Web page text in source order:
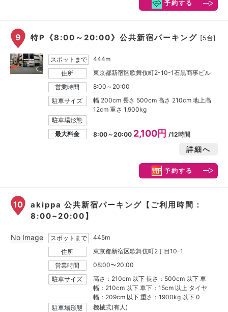
予約する
9 特P《8:00～20:00》公共新宿パーキング [5台]
スポットまで
444m
住所
東京都新宿区歌舞伎町2-10-1石黒商事ビル
営業時間
8:00～20:00
駐車サイズ
幅 200cm 長さ 500cm 高さ 210cm 地上高
12cm 重さ 1,900kg
駐車場形態
最大料金
8:00～20:00 2,100円 /12時間
詳細へ
予約する
10
akippa 公共新宿パーキング【ご利用時間：
8:00~20:00】
スポットまで
445m
住所
東京都新宿区歌舞伎町2丁目10-1
営業時間
08:00〜20:00
駐車サイズ
高さ：210cm 以下 長さ：500cm 以下 車
幅：210cm 以下 車下：15cm 以上 タイヤ
幅：209cm 以下 重さ：1900kg 以下 0
駐車場形態
機械式(有人)
No Image